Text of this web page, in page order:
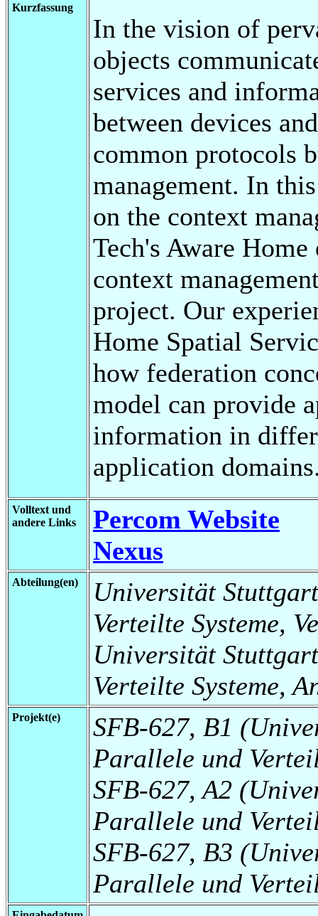
Kurzfassung
In the vision of
objects
services and
between devices
common protocols
management. In
on the context
Tech's Aware
context
project. Our
Home Spatial
how federation
model can provide
information in
application
Volltext und
andere Links
Percom Website
Nexus
Abteilung(en)
Universität
Verteilte Systeme,
Universität
Verteilte Systeme,
Projekt(e)
SFB-627, B1
Parallele und
SFB-627, A2
Parallele und
SFB-627, B3
Parallele und